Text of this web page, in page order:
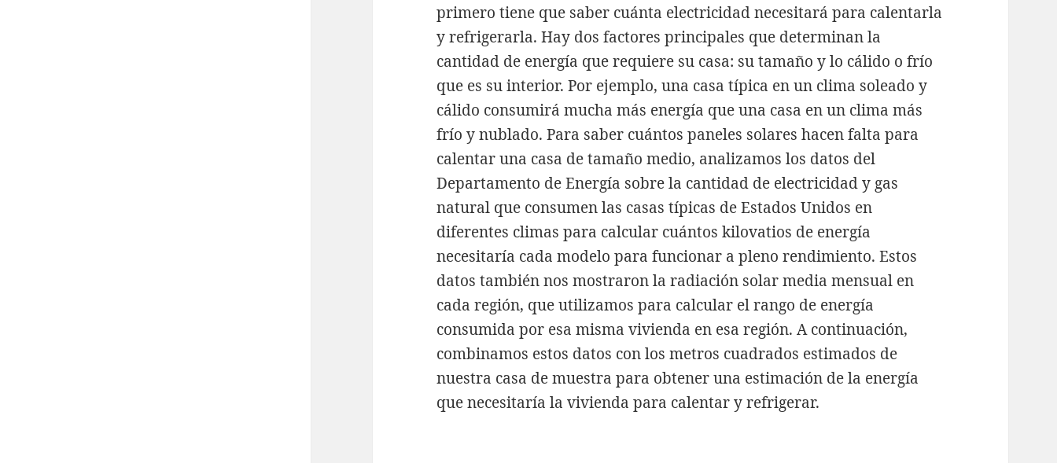
primero tiene que saber cuánta electricidad necesitará para calentarla
y refrigerarla. Hay dos factores principales que determinan la
cantidad de energía que requiere su casa: su tamaño y lo cálido o frío
que es su interior. Por ejemplo, una casa típica en un clima soleado y
cálido consumirá mucha más energía que una casa en un clima más
frío y nublado. Para saber cuántos paneles solares hacen falta para
calentar una casa de tamaño medio, analizamos los datos del
Departamento de Energía sobre la cantidad de electricidad y gas
natural que consumen las casas típicas de Estados Unidos en
diferentes climas para calcular cuántos kilovatios de energía
necesitaría cada modelo para funcionar a pleno rendimiento. Estos
datos también nos mostraron la radiación solar media mensual en
cada región, que utilizamos para calcular el rango de energía
consumida por esa misma vivienda en esa región. A continuación,
combinamos estos datos con los metros cuadrados estimados de
nuestra casa de muestra para obtener una estimación de la energía
que necesitaría la vivienda para calentar y refrigerar.